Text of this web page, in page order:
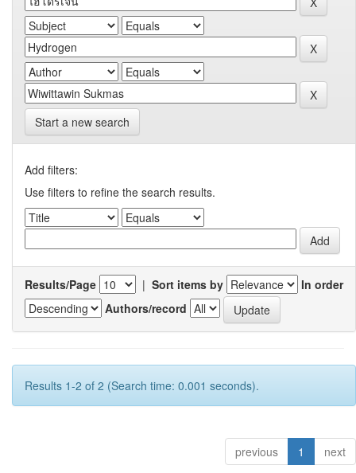
Start a new search
Add filters:
Use filters to refine the search results.
Results/Page | Sort items by
In order
Authors/record
Results 1-2 of 2 (Search time: 0.001 seconds).
previous 1 next